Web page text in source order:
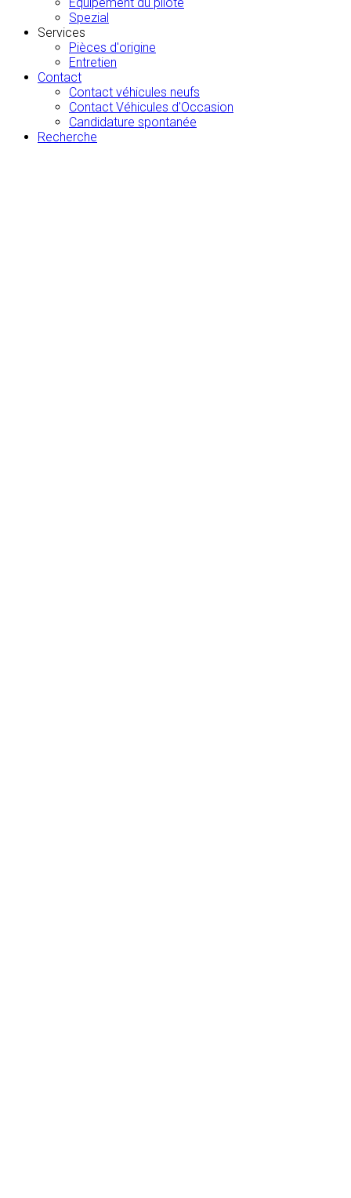
Équipement du pilote
Spezial
Services
Pièces d'origine
Entretien
Contact
Contact véhicules neufs
Contact Véhicules d'Occasion
Candidature spontanée
Recherche